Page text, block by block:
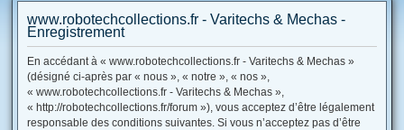
www.robotechcollections.fr - Varitechs & Mechas -
Enregistrement
En accédant à « www.robotechcollections.fr - Varitechs & Mechas »
(désigné ci-après par « nous », « notre », « nos »,
« www.robotechcollections.fr - Varitechs & Mechas »,
« http://robotechcollections.fr/forum »), vous acceptez d’être légalement
responsable des conditions suivantes. Si vous n’acceptez pas d’être